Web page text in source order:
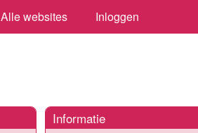
Alle websites Inloggen
Informatie